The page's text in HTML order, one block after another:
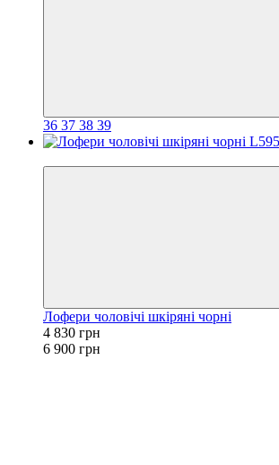
36 37 38 39
Лофери чоловічі шкіряні чорні
4 830 грн
6 900 грн